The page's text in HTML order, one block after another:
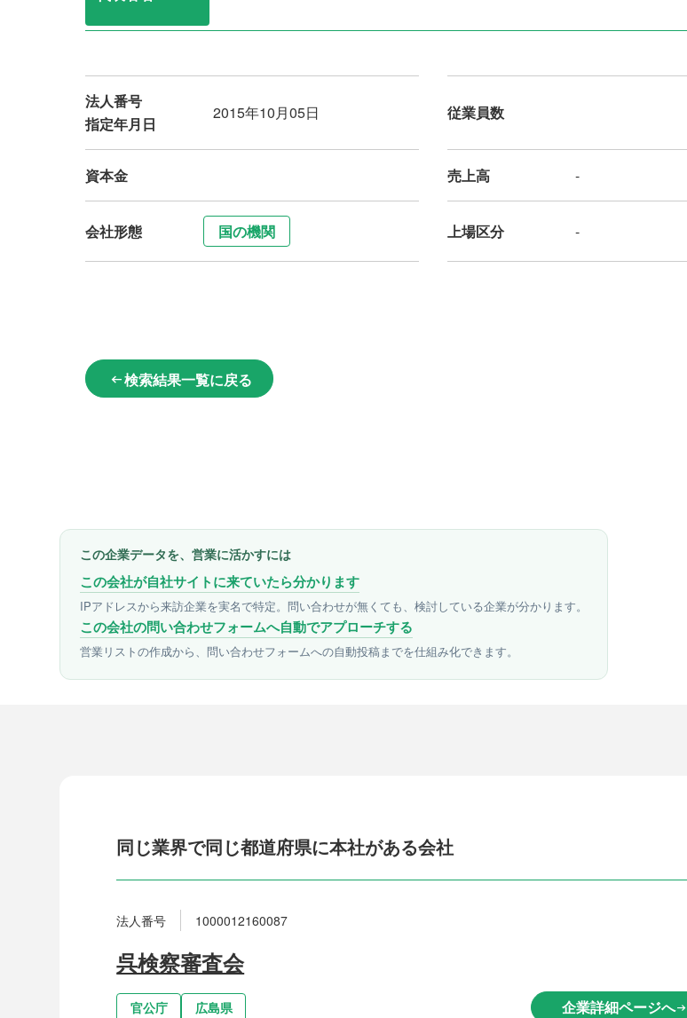
法人番号
指定年月日
2015年10月05日 従業員数
資本金 売上高 -
会社形態 国の機関 上場区分 -
arrow_left_alt検索結果一覧に戻る
この企業データを、営業に活かすには
この会社が自社サイトに来ていたら分かります
IPアドレスから来訪企業を実名で特定。問い合わせが無くても、検討している企業が分かります。
この会社の問い合わせフォームへ自動でアプローチする
営業リストの作成から、問い合わせフォームへの自動投稿までを仕組み化できます。
同じ業界で同じ都道府県に本社がある会社
法人番号 1000012160087
呉検察審査会
官公庁 広島県 企業詳細ページへarrow_right_alt